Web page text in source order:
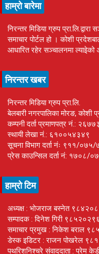
हाम्रो बारेमा
निरन्तर मिडिया ग्रुप
समाचार पोर्टल हो । कोशी
आधारित रहेर सञ्चालनमा ल्याइेको
निरन्तर खबर
निरन्तर मिडिया ग्रुप प्रा.लि.
बेलबारी नगरपालिका मोरङ, कोशी
कम्पनी दर्ता प्रमाणपत्र नं.:
स्थायी लेखा नं.: ६१००५४३४९
सूचना विभाग दर्ता नंः ९११/०७५/
प्रेस काउन्सिल दर्ता नं: १७०८/
हाम्रो टिम
अध्यक्ष : भोजराज बस्नेत
सम्पादक : दिनेश गिरी
समाचार प्रमुख : निकेश बराल
डेस्क इडिटर : राजन पोखरेल
पथरिशनिश्चरे संवाददाता : प्रेम